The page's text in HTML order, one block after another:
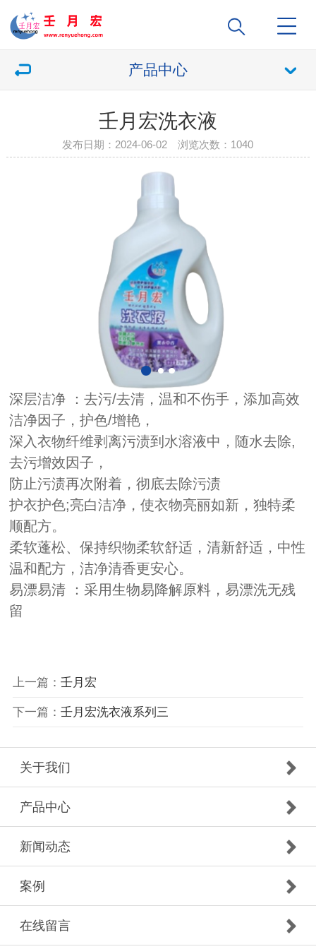
产品中心
壬月宏洗衣液
发布日期：2024-06-02 浏览次数： 1040
深层洁净 ：去污/去清，温和不伤手，添加高效
洁净因子，护色/增艳，
深入衣物纤维剥离污渍到水溶液中，随水去除,
去污增效因子，
防止污渍再次附着，彻底去除污渍
护衣护色;亮白洁净，使衣物亮丽如新，独特柔
顺配方。
柔软蓬松、保持织物柔软舒适，清新舒适，中性
温和配方，洁净清香更安心。
易漂易清 ：采用生物易降解原料，易漂洗无残
留
上一篇： 壬月宏
下一篇： 壬月宏洗衣液系列三
关于我们
产品中心
新闻动态
案例
在线留言